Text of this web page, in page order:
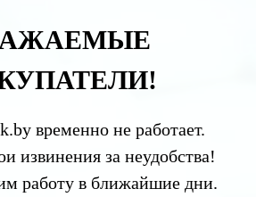
временно не работает.
извинения за неудобства!
работу в ближайшие дни.